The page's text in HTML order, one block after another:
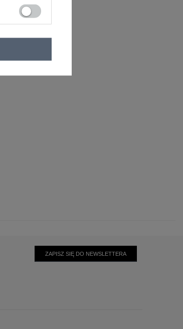
ZAPISZ SIĘ DO NEWSLETTERA